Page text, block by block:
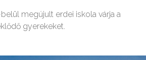
megújult erdei iskola várja a
gyerekeket.